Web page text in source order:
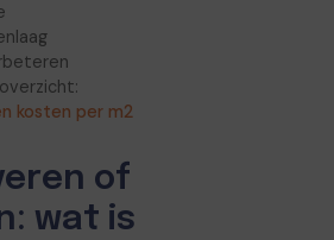
kosten per m2
of
wat is